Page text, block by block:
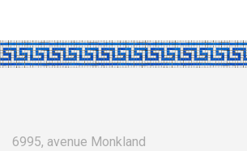
6995, avenue Monkland